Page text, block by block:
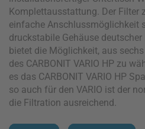
Komplettausstattung. Der Filter
einfache Anschlussmöglichkeit
druckstabile Gehäuse deutscher
bietet die Möglichkeit, aus
des CARBONIT VARIO HP zu
es das CARBONIT VARIO HP
so auch für den VARIO ist der
die Filtration ausreichend.